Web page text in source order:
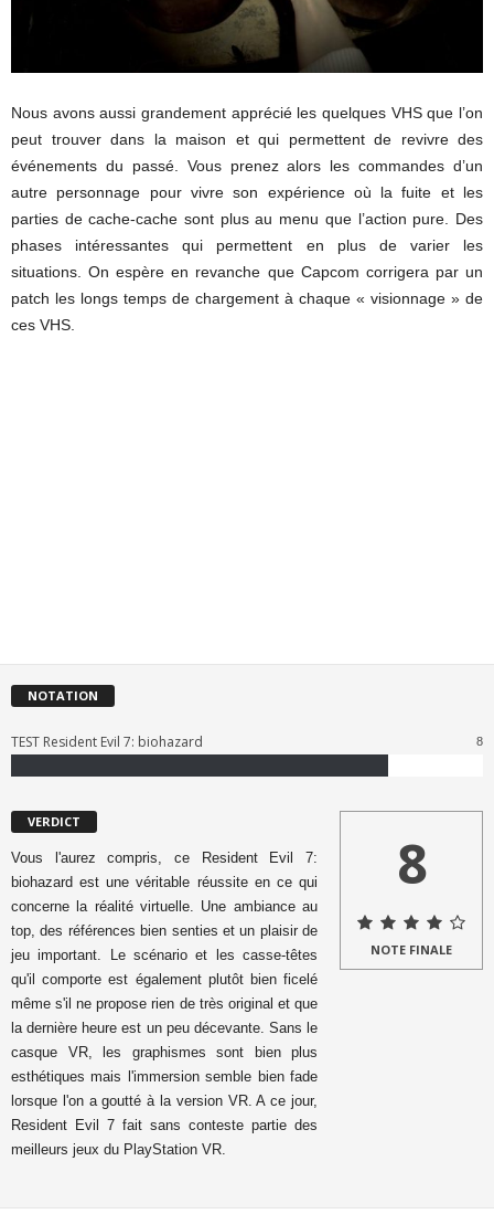
Nous avons aussi grandement apprécié les quelques VHS que l’on
peut trouver dans la maison et qui permettent de revivre des
événements du passé. Vous prenez alors les commandes d’un
autre personnage pour vivre son expérience où la fuite et les
parties de cache-cache sont plus au menu que l’action pure. Des
phases intéressantes qui permettent en plus de varier les
situations. On espère en revanche que Capcom corrigera par un
patch les longs temps de chargement à chaque « visionnage » de
ces VHS.
NOTATION
TEST Resident Evil 7: biohazard 8
VERDICT
Vous l'aurez compris, ce Resident Evil 7:
biohazard est une véritable réussite en ce qui
concerne la réalité virtuelle. Une ambiance au
top, des références bien senties et un plaisir de
jeu important. Le scénario et les casse-têtes
qu'il comporte est également plutôt bien ficelé
même s'il ne propose rien de très original et que
la dernière heure est un peu décevante. Sans le
casque VR, les graphismes sont bien plus
esthétiques mais l'immersion semble bien fade
lorsque l'on a goutté à la version VR. A ce jour,
Resident Evil 7 fait sans conteste partie des
meilleurs jeux du PlayStation VR.
8
NOTE FINALE